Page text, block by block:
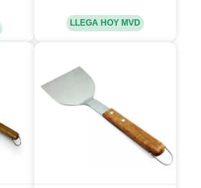
LLEGA HOY MVD